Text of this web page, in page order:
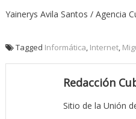
Yainerys Avila Santos / Agencia
Tagged Informática, Internet,
Redacción
Sitio de la Unión